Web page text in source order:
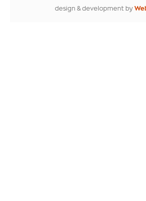
design & development by